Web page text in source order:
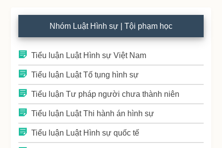
Nhóm Luật Hình sự | Tội phạm học
Tiểu luận Luật Hình sự Việt Nam
Tiểu luận Luật Tố tụng hình sự
Tiểu luận Tư pháp người chưa thành niên
Tiểu luận Luật Thi hành án hình sự
Tiểu luận Luật Hình sự quốc tế